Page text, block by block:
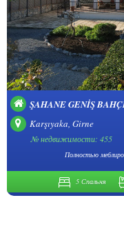
ŞAHANE GENIŞ
Karşıyaka, Girne
№ недвижимости: 455
Полностью
5 Спальня